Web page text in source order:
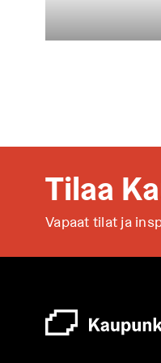
Tilaa
Vapaat tilat ja